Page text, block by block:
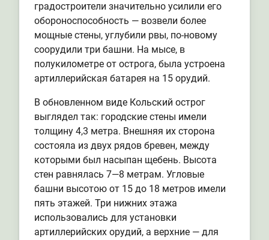
градостроители значительно усилили его
обороноспособность — возвели более
мощные стены, углубили рвы, по-новому
соорудили три башни. На мысе, в
полукилометре от острога, была устроена
артиллерийская батарея на 15 орудий.
В обновленном виде Кольский острог
выглядел так: городские стены имели
толщину 4,3 метра. Внешняя их сторона
состояла из двух рядов бревен, между
которыми был насыпан щебень. Высота
стен равнялась 7—8 метрам. Угловые
башни высотою от 15 до 18 метров имели
пять этажей. Три нижних этажа
использовались для установки
артиллерийских орудий, а верхние — для